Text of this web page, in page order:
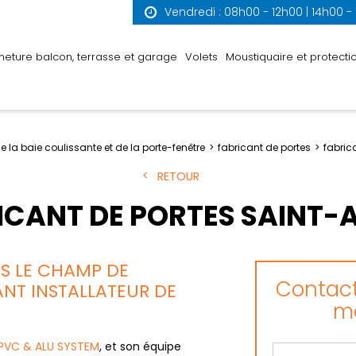
Vendredi : 08h00 - 12h00 | 14h00 -
balcon, terrasse et garage Volets Moustiquaire et
la baie coulissante et de la porte-fenêtre fabricant de portes
RETOUR
DE PORTES SAINT-
LE CHAMP DE
INSTALLATEUR DE
& ALU SYSTEM, et son équipe